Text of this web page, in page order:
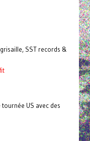
SST records &
US avec des